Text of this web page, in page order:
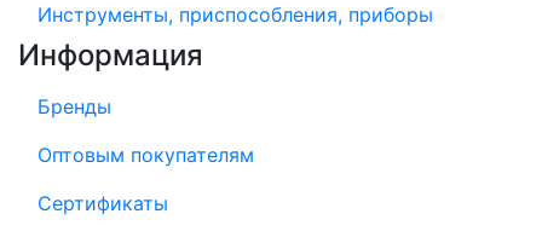
Инструменты, приспособления, приборы
Информация
Бренды
Оптовым покупателям
Сертификаты